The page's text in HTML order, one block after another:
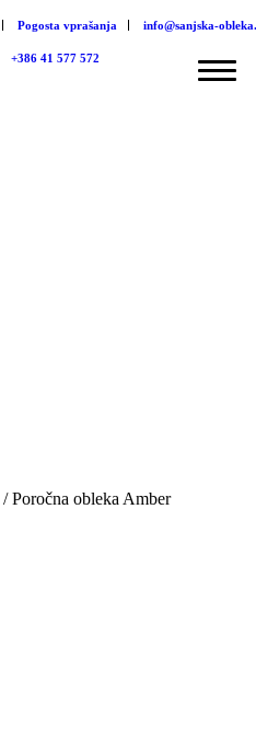
Pogosta vprašanja info@sanjska-
+386 41 577 572
/Poročna obleka Amber